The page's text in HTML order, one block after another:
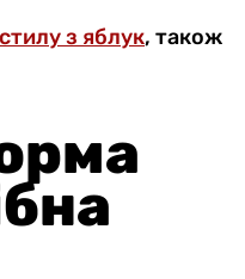
з яблук, також